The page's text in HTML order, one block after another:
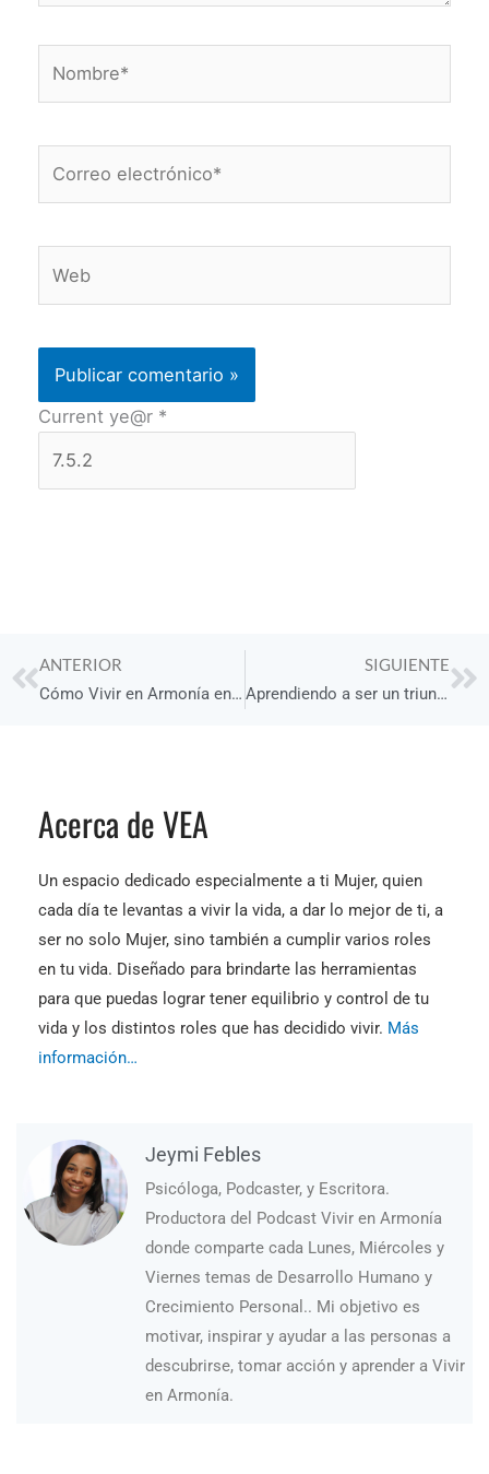
electrónico*
Current ye@r *
Prev
ANTERIOR
Cómo Vivir en Armonía en nuestras relaciones interpersonales
SIGUIENTE
Aprendiendo a ser un triunfador Humilde
Acerca de VEA
Un espacio dedicado especialmente a ti Mujer, quien
cada día te levantas a vivir la vida, a dar lo mejor de ti, a
ser no solo Mujer, sino también a cumplir varios roles
en tu vida. Diseñado para brindarte las herramientas
para que puedas lograr tener equilibrio y control de tu
vida y los distintos roles que has decidido vivir. Más
información…
Jeymi Febles
Psicóloga, Podcaster, y Escritora.
Productora del Podcast Vivir en Armonía
donde comparte cada Lunes, Miércoles y
Viernes temas de Desarrollo Humano y
Crecimiento Personal.. Mi objetivo es
motivar, inspirar y ayudar a las personas a
descubrirse, tomar acción y aprender a Vivir
en Armonía.